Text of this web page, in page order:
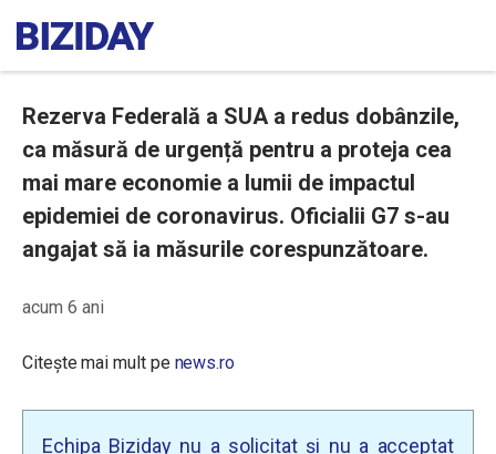
Rezerva Federală a SUA a redus dobânzile,
ca măsură de urgență pentru a proteja cea
mai mare economie a lumii de impactul
epidemiei de coronavirus. Oficialii G7 s-au
angajat să ia măsurile corespunzătoare.
acum 6 ani
Citește mai mult pe news.ro
Echipa Biziday nu a solicitat și nu a acceptat